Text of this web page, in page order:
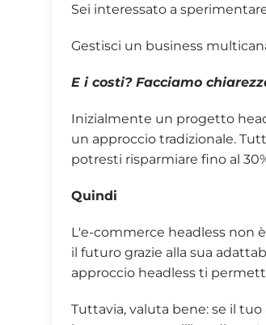
Sei interessato a
Gestisci un business
E i costi? Facciamo
Inizialmente un progetto
un approccio tradizionale.
potresti risparmiare fino al
Quindi
L'e-commerce headless non
il futuro grazie alla sua
approccio headless ti
Tuttavia, valuta bene: se il